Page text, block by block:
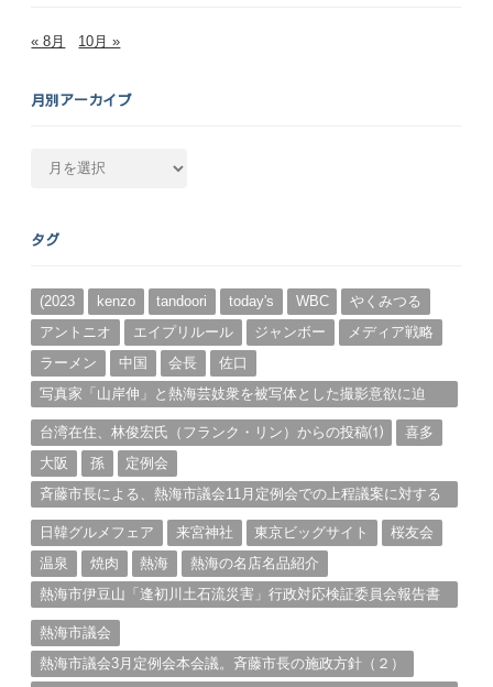
« 8月 10月 »
月別アーカイブ
カ
ブ
タグ
(2023 kenzo tandoori today's WBC
やくみつる
アントニオ
エイプリルール ジャンボー
メディア戦略
ラーメン
中国 会長
佐口
写真家「山岸伸」と熱海芸妓衆を被写体とした撮影意欲に迫
台湾在住、林俊宏氏（フランク・リン）からの投稿⑴
喜多
大阪
孫
定例会
斉藤市長による、熱海市議会11月定例会での上程議案に対する
日韓グルメフェア
来宮神社 東京ビッグサイト
桜友会
温泉
焼肉 熱海
熱海の名店名品紹介
熱海市伊豆山「逢初川土石流災害」行政対応検証委員会報告書
熱海市議会
熱海市議会3月定例会本会議。斉藤市長の施政方針（２）